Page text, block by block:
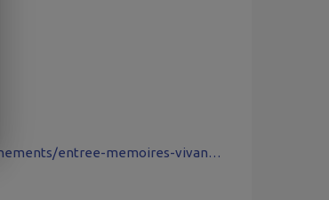
https://www.helloasso.com/associations/association-fort-casso/evenements/entree-memoires-vivantes-2026